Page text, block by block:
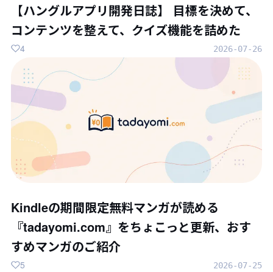
【ハングルアプリ開発日誌】 目標を決めて、
コンテンツを整えて、クイズ機能を詰めた
2026-07-26
4
Kindleの期間限定無料マンガが読める
『tadayomi.com』をちょこっと更新、おす
すめマンガのご紹介
2026-07-25
5